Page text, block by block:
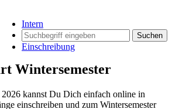
Intern
Suchen
Einschreibung
Wintersemester
kannst Du Dich einfach online in
einschreiben und zum Wintersemester